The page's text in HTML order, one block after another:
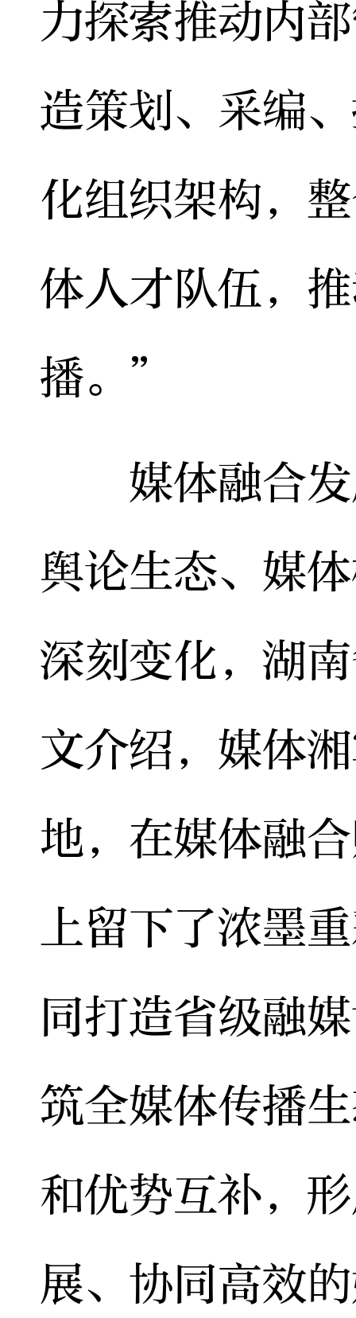
力探索推动内
造策划、采编
化组织架构，
体人才队伍，
播。”
媒体融合发
舆论生态、媒
深刻变化，湖
文介绍，媒体
地，在媒体融
上留下了浓墨
同打造省级融
筑全媒体传播
和优势互补，
展、协同高效